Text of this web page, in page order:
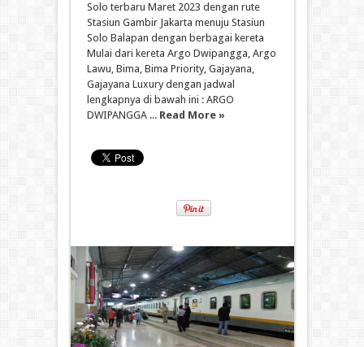
Solo terbaru Maret 2023 dengan rute
Stasiun Gambir Jakarta menuju Stasiun
Solo Balapan dengan berbagai kereta
Mulai dari kereta Argo Dwipangga, Argo
Lawu, Bima, Bima Priority, Gajayana,
Gajayana Luxury dengan jadwal
lengkapnya di bawah ini : ARGO
DWIPANGGA ... Read More »